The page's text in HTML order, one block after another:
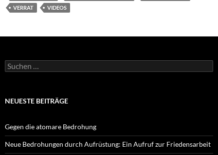
VERRAT
VIDEOS
Suchen
nach:
NEUESTE BEITRÄGE
Gegen die atomare Bedrohung
Neue Bedrohungen durch Aufrüstung: Ein Aufruf zur Friedensarbeit